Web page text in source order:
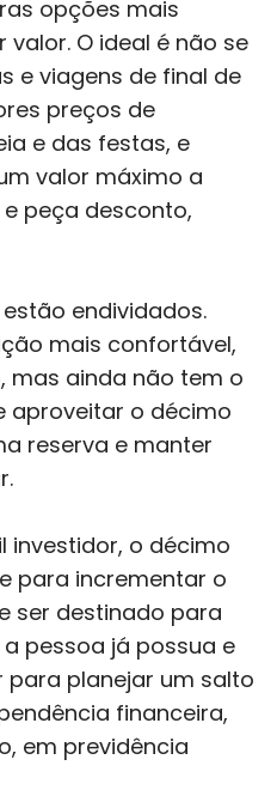
opções mais
O ideal é não se
e viagens de final de
preços de
e das festas, e
valor máximo a
peça desconto,
endividados.
mais confortável,
mas ainda não tem o
aproveitar o décimo
reserva e manter
investidor, o décimo
para incrementar o
ser destinado para
pessoa já possua e
para planejar um salto
financeira,
em previdência